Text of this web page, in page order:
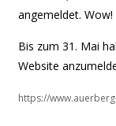
angemeldet. Wow!
Bis zum 31. Mai
Website
https://